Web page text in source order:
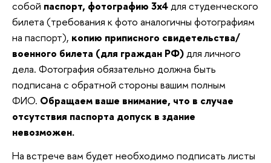
собой паспорт, фотографию 3х4для студенческого
билета (требования к фото аналогичны фотографиям
на паспорт), копию приписного свидетельства/
военного билета (для граждан РФ)для личного
дела. Фотография обязательно должна быть
подписана с обратной стороны вашим полным
ФИО. Обращаем ваше внимание, что в случае
отсутствия паспорта допуск в здание
невозможен.
На встрече вам будет необходимо подписать листы